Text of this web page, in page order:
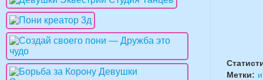
Метки: